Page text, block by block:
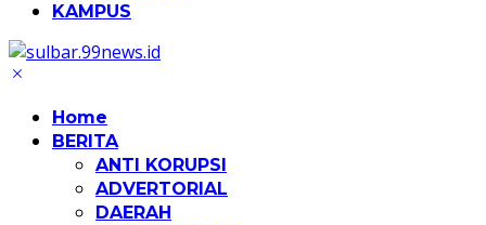
KAMPUS
Home
BERITA
ANTI KORUPSI
ADVERTORIAL
DAERAH